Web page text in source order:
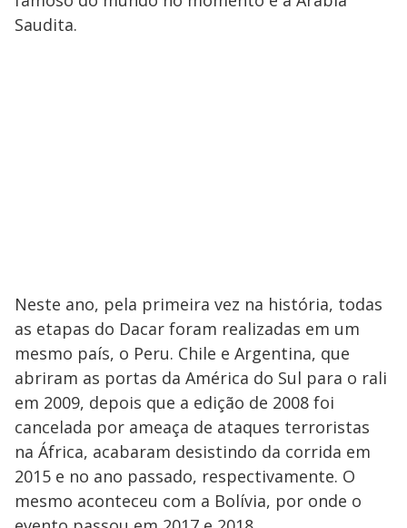
Saudita.
Neste ano, pela primeira vez na história, todas
as etapas do Dacar foram realizadas em um
mesmo país, o Peru. Chile e Argentina, que
abriram as portas da América do Sul para o rali
em 2009, depois que a edição de 2008 foi
cancelada por ameaça de ataques terroristas
na África, acabaram desistindo da corrida em
2015 e no ano passado, respectivamente. O
mesmo aconteceu com a Bolívia, por onde o